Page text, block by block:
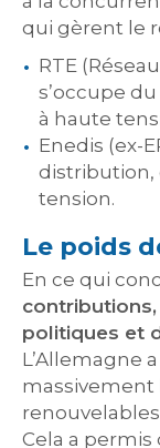
qui gèrent le
RTE
s’occupe
à haute
Enedis (ex-
distribution,
tension.
Le poids
En ce qui
politiques et
L’Allemagne
massivement
Cela a permis